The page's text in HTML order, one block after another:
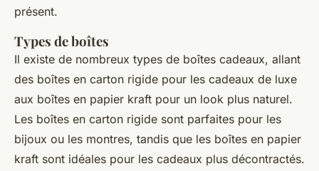
présent.
Types de boîtes
Il existe de nombreux types de boîtes cadeaux, allant
des boîtes en carton rigide pour les cadeaux de luxe
aux boîtes en papier kraft pour un look plus naturel.
Les boîtes en carton rigide sont parfaites pour les
bijoux ou les montres, tandis que les boîtes en papier
kraft sont idéales pour les cadeaux plus décontractés.